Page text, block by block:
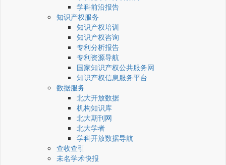
学科前沿报告
知识产权服务
知识产权培训
知识产权咨询
专利分析报告
专利资源导航
国家知识产权公共服务网
知识产权信息服务平台
数据服务
北大开放数据
机构知识库
北大期刊网
北大学者
学科开放数据导航
查收查引
未名学术快报